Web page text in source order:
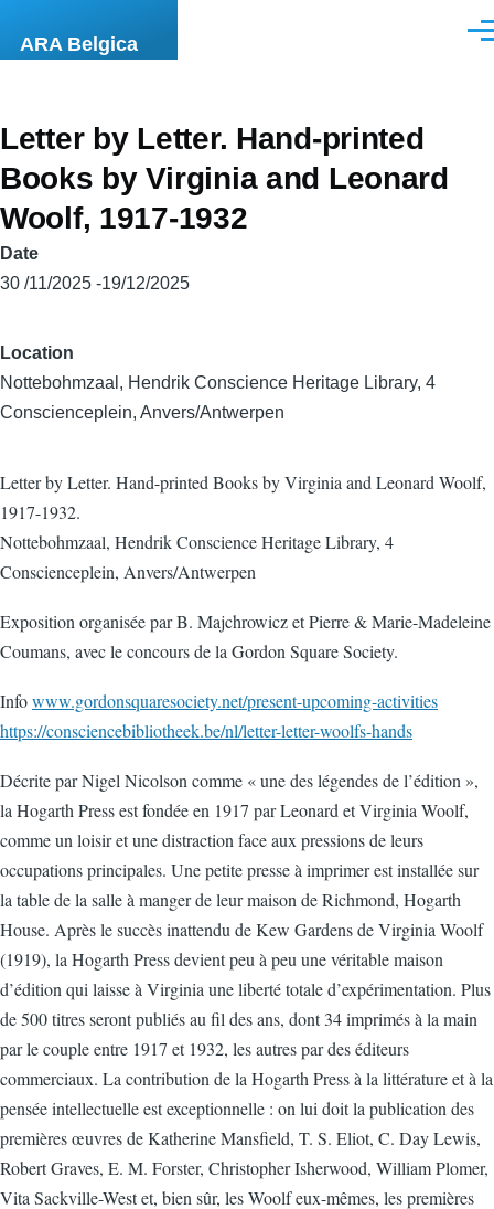
ARA Belgica
Letter by Letter. Hand-printed
Books by Virginia and Leonard
Woolf, 1917-1932
Date
30 /11/2025 -19/12/2025
Location
Nottebohmzaal, Hendrik Conscience Heritage Library, 4
Conscienceplein, Anvers/Antwerpen
Letter by Letter. Hand-printed Books by Virginia and Leonard Woolf,
1917-1932.
Nottebohmzaal, Hendrik Conscience Heritage Library, 4
Conscienceplein, Anvers/Antwerpen
Exposition organisée par B. Majchrowicz et Pierre & Marie-Madeleine
Coumans, avec le concours de la Gordon Square Society.
Infowww.gordonsquaresociety.net/present-upcoming-activities
https://consciencebibliotheek.be/nl/letter-letter-woolfs-hands
Décrite par Nigel Nicolson comme « une des légendes de l’édition »,
la Hogarth Press est fondée en 1917 par Leonard et Virginia Woolf,
comme un loisir et une distraction face aux pressions de leurs
occupations principales. Une petite presse à imprimer est installée sur
la table de la salle à manger de leur maison de Richmond, Hogarth
House. Après le succès inattendu de Kew Gardens de Virginia Woolf
(1919), la Hogarth Press devient peu à peu une véritable maison
d’édition qui laisse à Virginia une liberté totale d’expérimentation. Plus
de 500 titres seront publiés au fil des ans, dont 34 imprimés à la main
par le couple entre 1917 et 1932, les autres par des éditeurs
commerciaux. La contribution de la Hogarth Press à la littérature et à la
pensée intellectuelle est exceptionnelle : on lui doit la publication des
premières œuvres de Katherine Mansfield, T. S. Eliot, C. Day Lewis,
Robert Graves, E. M. Forster, Christopher Isherwood, William Plomer,
Vita Sackville-West et, bien sûr, les Woolf eux-mêmes, les premières